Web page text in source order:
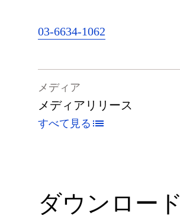
03-6634-1062
メディア
メディアリリース
すべて見る
ダウンロード